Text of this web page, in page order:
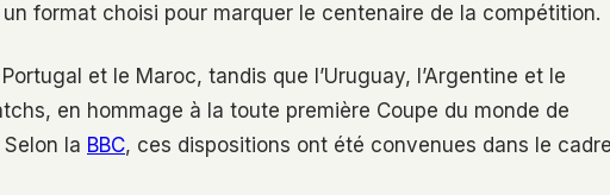
format choisi pour marquer le centenaire de la compétition.
et le Maroc, tandis que l’Uruguay, l’Argentine et le
en hommage à la toute première Coupe du monde de
la BBC, ces dispositions ont été convenues dans le